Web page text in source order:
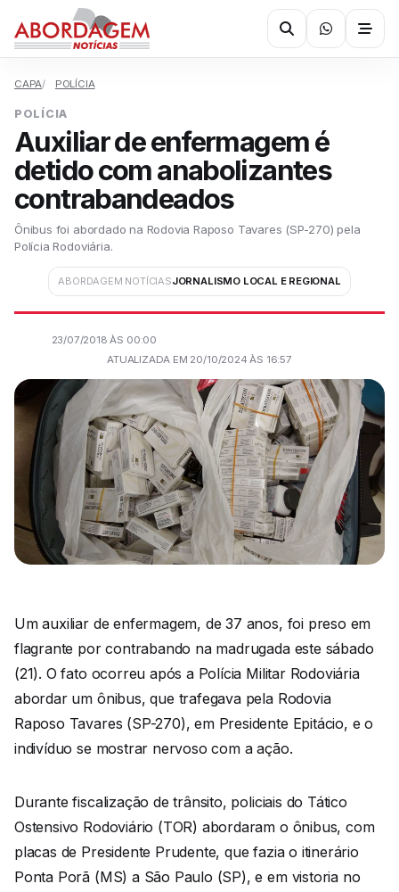
CAPA POLÍCIA
POLÍCIA
Auxiliar de enfermagem é
detido com anabolizantes
contrabandeados
Ônibus foi abordado na Rodovia Raposo Tavares (SP-270) pela
Polícia Rodoviária.
ABORDAGEM NOTÍCIASJORNALISMO LOCAL E REGIONAL
23/07/2018 ÀS 00:00
ATUALIZADA EM 20/10/2024 ÀS 16:57
Um auxiliar de enfermagem, de 37 anos, foi preso em
flagrante por contrabando na madrugada este sábado
(21). O fato ocorreu após a Polícia Militar Rodoviária
abordar um ônibus, que trafegava pela Rodovia
Raposo Tavares (SP-270), em Presidente Epitácio, e o
indivíduo se mostrar nervoso com a ação.
Durante fiscalização de trânsito, policiais do Tático
Ostensivo Rodoviário (TOR) abordaram o ônibus, com
placas de Presidente Prudente, que fazia o itinerário
Ponta Porã (MS) a São Paulo (SP), e em vistoria no